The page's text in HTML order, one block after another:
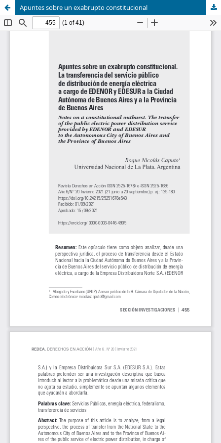
Apuntes sobre un exabrupto constitucional